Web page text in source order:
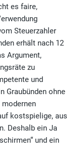
es faire,
Steuerzahler
erhält nach 12
Argument,
zu
und
Graubünden ohne
kostspielige, aus
Deshalb ein Ja
und ein